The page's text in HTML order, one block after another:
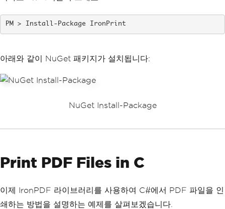
Install-Package IronPrint
아래와 같이 NuGet 패키지가 설치됩니다:
NuGet Install-Package
Print PDF Files in C
이제 IronPDF 라이브러리를 사용하여 C#에서 PDF 파일을 인
쇄하는 방법을 설명하는 예제를 살펴보겠습니다.